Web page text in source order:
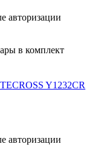
авторизации
в комплект
Y1232CR
авторизации